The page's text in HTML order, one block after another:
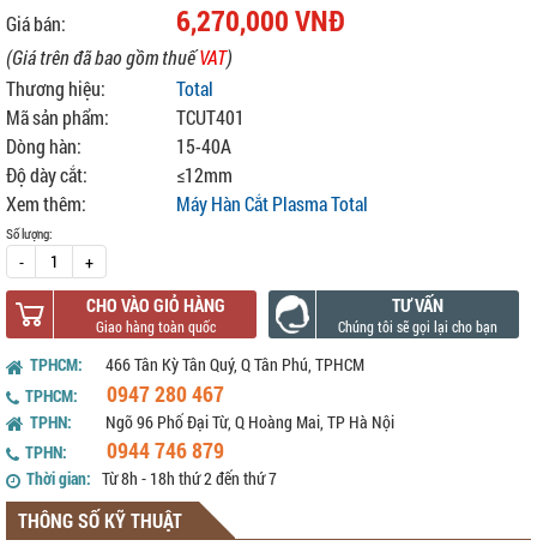
Giá bán: 6,270,000 VNĐ
(Giá trên đã bao gồm thuếVAT)
Thương hiệu:
Total
Mã sản phẩm:
TCUT401
Dòng hàn:
15-40A
Độ dày cắt:
≤12mm
Xem thêm:
Máy Hàn Cắt Plasma Total
Số lượng:
- +
CHO VÀO GIỎ HÀNG TƯ VẤN
TPHCM:
466 Tân Kỳ Tân Quý, Q Tân Phú, TPHCM
TPHCM:
0947 280 467
TPHN:
Ngõ 96 Phố Đại Từ, Q Hoàng Mai, TP Hà Nội
TPHN:
0944 746 879
Thời gian: Từ 8h - 18h thứ 2 đến thứ 7
THÔNG SỐ KỸ THUẬT